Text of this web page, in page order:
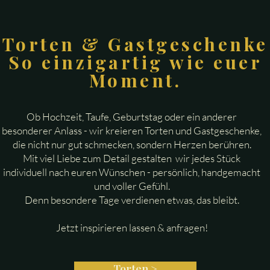
&
So einzigartig wie euer
Moment.
Ob Hochzeit, Taufe, Geburtstag oder ein anderer
besonderer Anlass - wir kreieren Torten und Gastgeschenke,
die nicht nur gut schmecken, sondern Herzen berühren.
Mit viel Liebe zum Detail gestalten wir jedes Stück
individuell nach euren Wünschen - persönlich, handgemacht
und voller Gefühl.
Denn besondere Tage verdienen etwas, das bleibt.
Jetzt inspirieren lassen & anfragen!